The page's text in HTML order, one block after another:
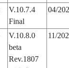
V.10.7.4
Final
04/
V.10.8.0
beta
Rev.1807
11/